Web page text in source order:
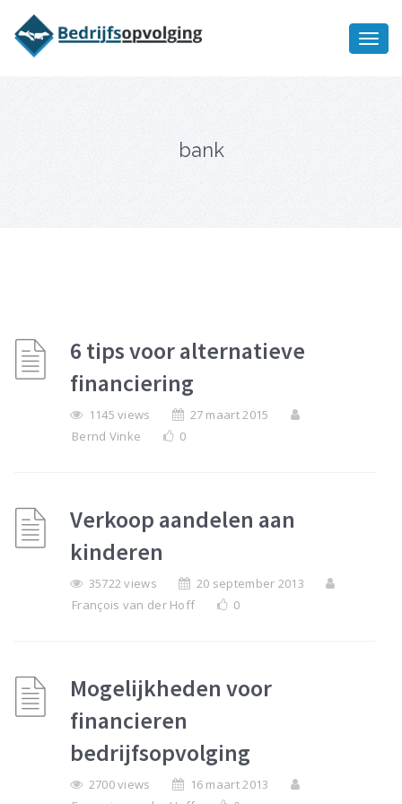
bank
6 tips voor alternatieve
financiering
1145 views
27 maart 2015
Bernd Vinke
0
Verkoop aandelen aan
kinderen
35722 views
20 september 2013
François van der Hoff
0
Mogelijkheden voor
financieren
bedrijfsopvolging
2700 views
16 maart 2013
bedrijfsopvolging voor fiscaal
juridisch advies
Ik wil meer informatie